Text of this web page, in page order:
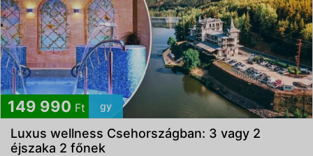
149 990 Ft gy
Luxus wellness Csehországban: 3 vagy 2
éjszaka 2 főnek